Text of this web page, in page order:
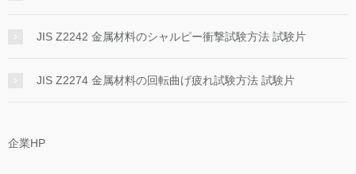
JIS Z2242 金属材料のシャルピー衝撃試験方法 試験片
JIS Z2274 金属材料の回転曲げ疲れ試験方法 試験片
企業HP